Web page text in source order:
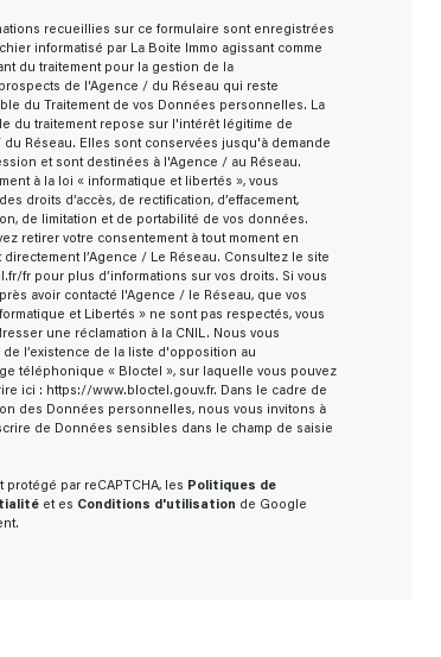
recueillies sur ce formulaire sont enregistrées
informatisé par La Boite Immo agissant comme
du traitement pour la gestion de la
de l'Agence / du Réseau qui reste
du Traitement de vos Données personnelles. La
du traitement repose sur l'intérêt légitime de
du Réseau. Elles sont conservées jusqu'à demande
et sont destinées à l'Agence / au Réseau.
à la loi « informatique et libertés », vous
droits d’accès, de rectification, d’effacement,
de limitation et de portabilité de vos données.
retirer votre consentement à tout moment en
directement l’Agence / Le Réseau. Consultez le site
frpour plus d’informations sur vos droits. Si vous
avoir contacté l'Agence / le Réseau, que vos
et Libertés » ne sont pas respectés, vous
une réclamation à la CNIL. Nous vous
de l’existence de la liste d'opposition au
téléphonique « Bloctel », sur laquelle vous pouvez
ici : https://www.bloctel.gouv.fr. Dans le cadre de
des Données personnelles, nous vous invitons à
de Données sensibles dans le champ de saisie
protégé par reCAPTCHA, les Politiques de
et es Conditions d'utilisation de Google